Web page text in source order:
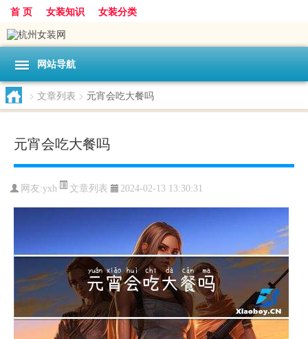
首 页 女装知识 女装分类
网站导航
> 文章列表 > 元宵会吃大餐吗
元宵会吃大餐吗
网友:yxh 文章列表 2024-02-13 13:30:31